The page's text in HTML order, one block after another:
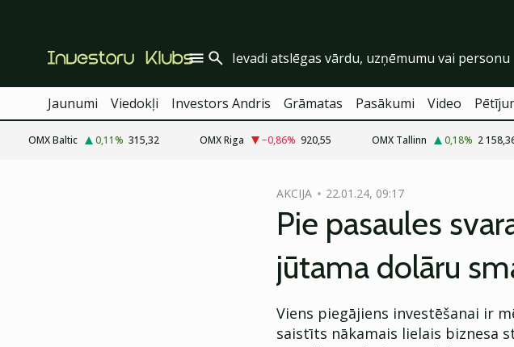
Jaunumi Viedokļi Investors Andris Grāmatas Pasākumi Video
OMX Baltic 0,11% 315,32 OMX Riga −0,86% 920,55 OMX Tallinn 0,18% 2
AKCIJA 22.01.24, 09:17
Pie pasaules
jūtama dolāru
Viens piegājiens investēšanai ir
saistīts nākamais lielais biznesa